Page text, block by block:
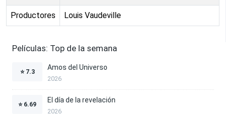
Productores Louis Vaudeville
Películas: Top de la semana
⭐ 7.3
Amos del Universo
2026
⭐ 6.69
El día de la revelación
2026